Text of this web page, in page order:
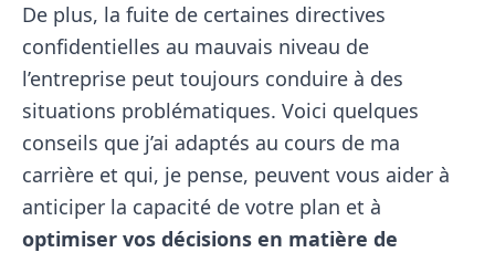
De plus, la fuite de certaines directives
confidentielles au mauvais niveau de
l’entreprise peut toujours conduire à des
situations problématiques. Voici quelques
conseils que j’ai adaptés au cours de ma
carrière et qui, je pense, peuvent vous aider à
anticiper la capacité de votre plan et à
optimiser vos décisions en matière de